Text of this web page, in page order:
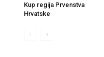
Kup regija Prvenstva
Hrvatske